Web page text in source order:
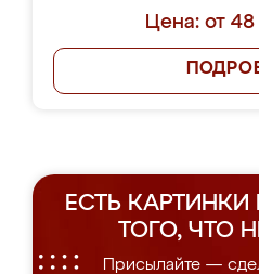
Цена: от
ЕСТЬ
ТОГО, ЧТО
Присылайте —